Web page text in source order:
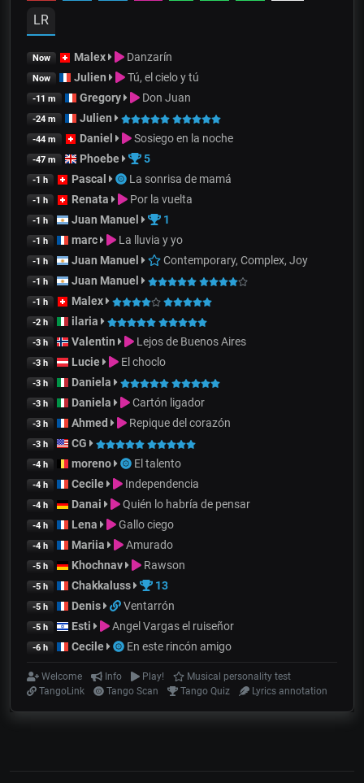
LR
Now Malex Danzarín
Now Julien Tú, el cielo y tú
-11 m Gregory Don Juan
-24 m Julien
-44 m Daniel Sosiego en la noche
-47 m Phoebe 5
-1 h Pascal La sonrisa de mamá
-1 h Renata Por la vuelta
-1 h Juan Manuel 1
-1 h marc La lluvia y yo
-1 h Juan Manuel Contemporary, Complex, Joy
-1 h Juan Manuel
-1 h Malex
-2 h ilaria
-3 h Valentin Lejos de Buenos Aires
-3 h Lucie El choclo
-3 h Daniela
-3 h Daniela Cartón ligador
-3 h Ahmed Repique del corazón
-3 h CG
-4 h moreno El talento
-4 h Cecile Independencia
-4 h Danai Quién lo habría de pensar
-4 h Lena Gallo ciego
-4 h Mariia Amurado
-5 h Khochnav Rawson
-5 h Chakkaluss 13
-5 h Denis Ventarrón
-5 h Esti Angel Vargas el ruiseñor
-6 h Cecile En este rincón amigo
Welcome Info Play!
Musical personality test
TangoLink
Tango Scan Tango Quiz Lyrics annotation